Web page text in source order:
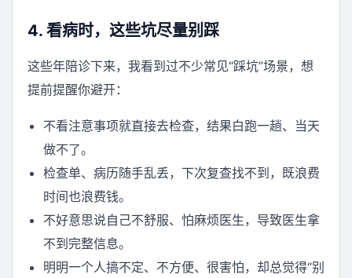
4. 看病时，这些坑尽量别踩
这些年陪诊下来，我看到过不少常见“踩坑”场景，想
提前提醒你避开：
不看注意事项就直接去检查，结果白跑一趟、当天
做不了。
检查单、病历随手乱丢，下次复查找不到，既浪费
时间也浪费钱。
不好意思说自己不舒服、怕麻烦医生，导致医生拿
不到完整信息。
明明一个人搞不定、不方便、很害怕，却总觉得“别